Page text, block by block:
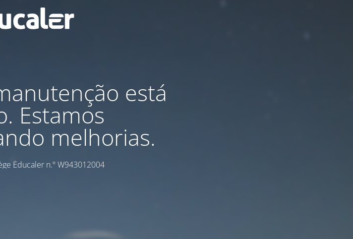
está
Estamos
melhorias.
Éducaler n.º W943012004